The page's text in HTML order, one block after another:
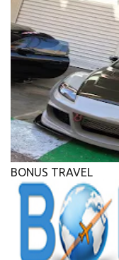
BONUS TRAVEL